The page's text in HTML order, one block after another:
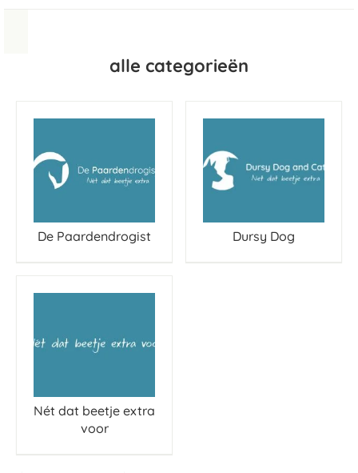
alle categorieën
De Paardendrogist Dursy Dog
Nét dat beetje extra
voor